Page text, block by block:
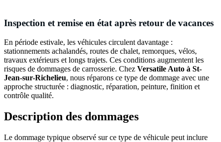
Inspection et remise en état après retour de vacances
En période estivale, les véhicules circulent davantage :
stationnements achalandés, routes de chalet, remorques, vélos,
travaux extérieurs et longs trajets. Ces conditions augmentent les
risques de dommages de carrosserie. Chez Versatile Auto à St-
Jean-sur-Richelieu, nous réparons ce type de dommage avec une
approche structurée : diagnostic, réparation, peinture, finition et
contrôle qualité.
Description des dommages
Le dommage typique observé sur ce type de véhicule peut inclure